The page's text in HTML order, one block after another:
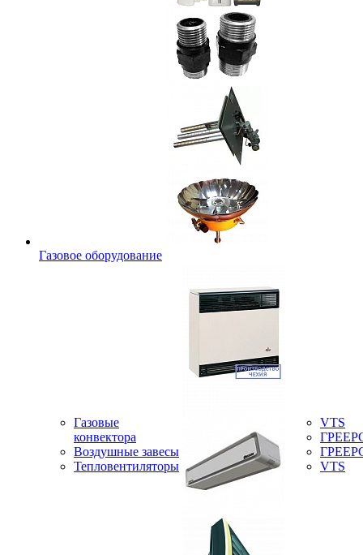
Газовое оборудование
Газовые
конвектора
Воздушные завесы
Тепловентиляторы
VTS
VTS